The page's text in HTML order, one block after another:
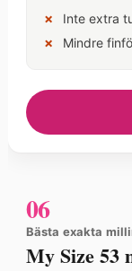
Inte extra
Mindre
06
Bästa exakta
My Size 53